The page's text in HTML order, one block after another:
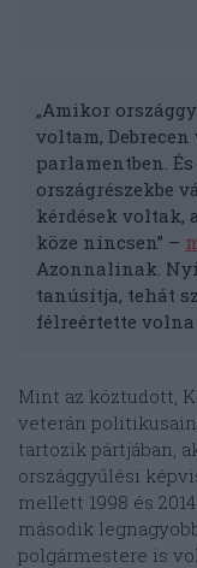
„Amikor
voltam,
parlamentben.
országrészekbe
kérdések voltak,
köze nincsen” –
Azonnalinak.
tanúsítja, tehát
félreértette volna
Mint az köztudott,
veterán
tartozik pártjában,
országgyűlési
mellett 1998 és
második
polgármestere is